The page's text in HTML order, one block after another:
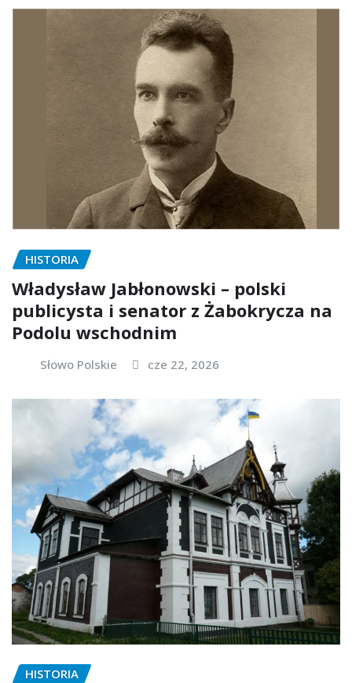
HISTORIA
Władysław Jabłonowski – polski
publicysta i senator z Żabokrycza na
Podolu wschodnim
Słowo Polskie cze 22, 2026
HISTORIA